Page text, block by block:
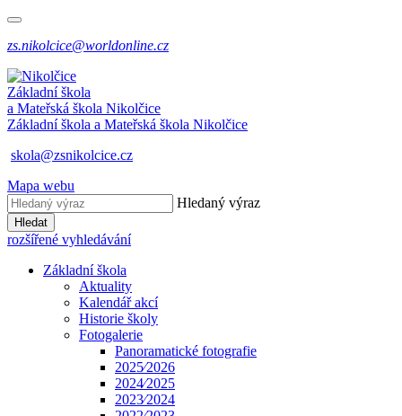
zs.nikolcice@worldonline.cz
Základní škola
a Mateřská škola Nikolčice
Základní škola a Mateřská škola Nikolčice
skola@zsnikolcice.cz
Mapa webu
Hledaný výraz
Hledat
rozšířené vyhledávání
Základní škola
Aktuality
Kalendář akcí
Historie školy
Fotogalerie
Panoramatické fotografie
2025⁄2026
2024⁄2025
2023⁄2024